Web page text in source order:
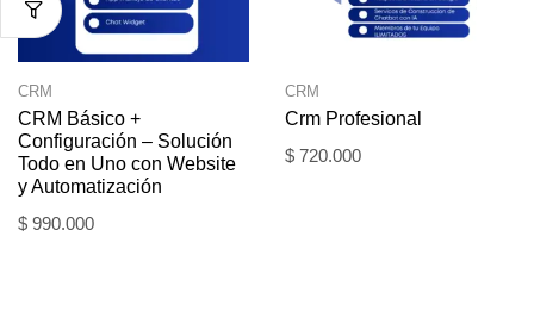
CRM
CRM Básico +
Configuración – Solución
Todo en Uno con Website
y Automatización
$ 990.000
CRM
Crm Profesional
$ 720.000